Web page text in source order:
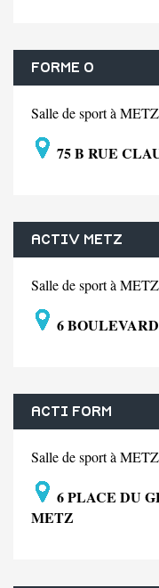
FORME O
Salle de sport à METZ
75 B RUE
ACTIV METZ
Salle de sport à METZ
6
ACTI FORM
Salle de sport à METZ
6 PLACE DU
METZ